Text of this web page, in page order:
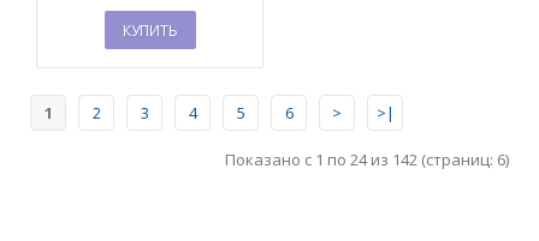
КУПИТЬ
1 2 3 4 5 6 > >|
Показано с 1 по 24 из 142 (страниц: 6)